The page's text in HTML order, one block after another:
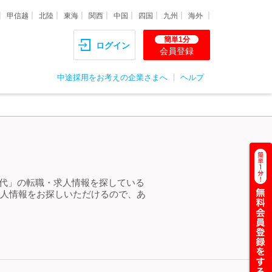
甲信越 北陸 東海 関西 中国 四国 九州 海外
ログイン
簡単1分
会員登録
中途採用をお考えの企業さまへ ヘルプ
」の転職・求人情報を探している
情報をお探しいただけるので、あ